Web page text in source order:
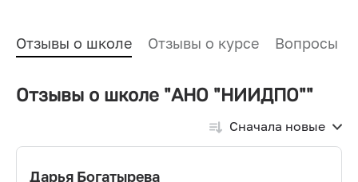
Отзывы о школе Отзывы о курсе Вопросы и
Отзывы о школе "АНО "НИИДПО""
Сначала новые
Дарья Богатырева